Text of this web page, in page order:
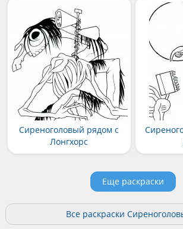
Сиреноголовый рядом с
Лонгхорс
Еще раскраски
Все раскраски